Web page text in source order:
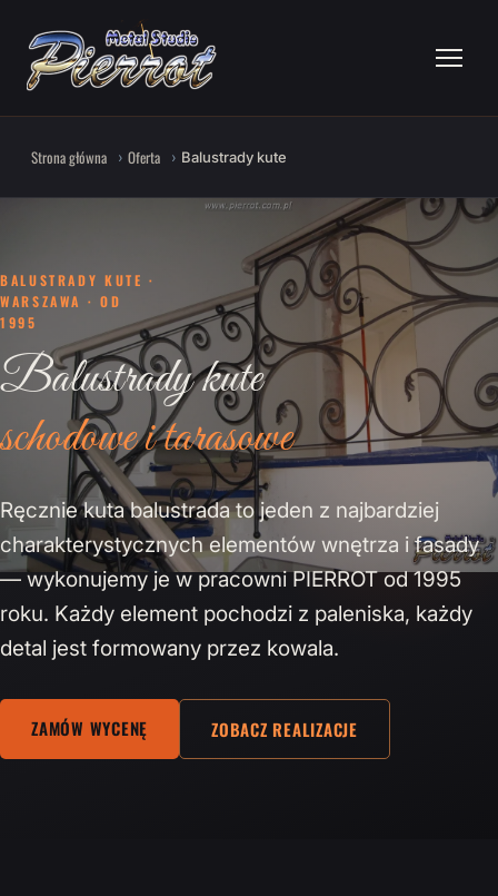
Strona główna Oferta Balustrady kute
BALUSTRADY KUTE ·
WARSZAWA · OD
1995
Balustrady kute
schodowe i tarasowe
Ręcznie kuta balustrada to jeden z najbardziej
charakterystycznych elementów wnętrza i fasady
— wykonujemy je w pracowni PIERROT od 1995
roku. Każdy element pochodzi z paleniska, każdy
detal jest formowany przez kowala.
ZAMÓW WYCENĘ ZOBACZ REALIZACJE